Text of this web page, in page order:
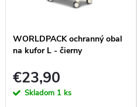
WORLDPACK ochranný obal
na kufor L - čierny
€23,90
Skladom 1 ks